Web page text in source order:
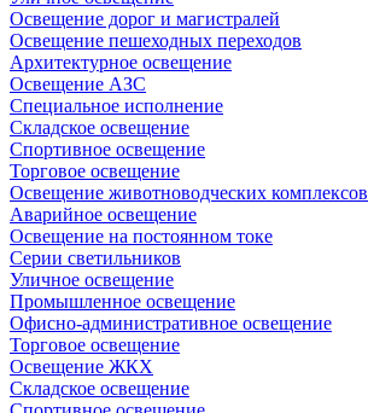
Освещение дорог и магистралей
Освещение пешеходных переходов
Архитектурное освещение
Освещение АЗС
Специальное исполнение
Складское освещение
Спортивное освещение
Торговое освещение
Освещение животноводческих комплексов
Аварийное освещение
Освещение на постоянном токе
Серии светильников
Уличное освещение
Промышленное освещение
Офисно-административное освещение
Торговое освещение
Освещение ЖКХ
Складское освещение